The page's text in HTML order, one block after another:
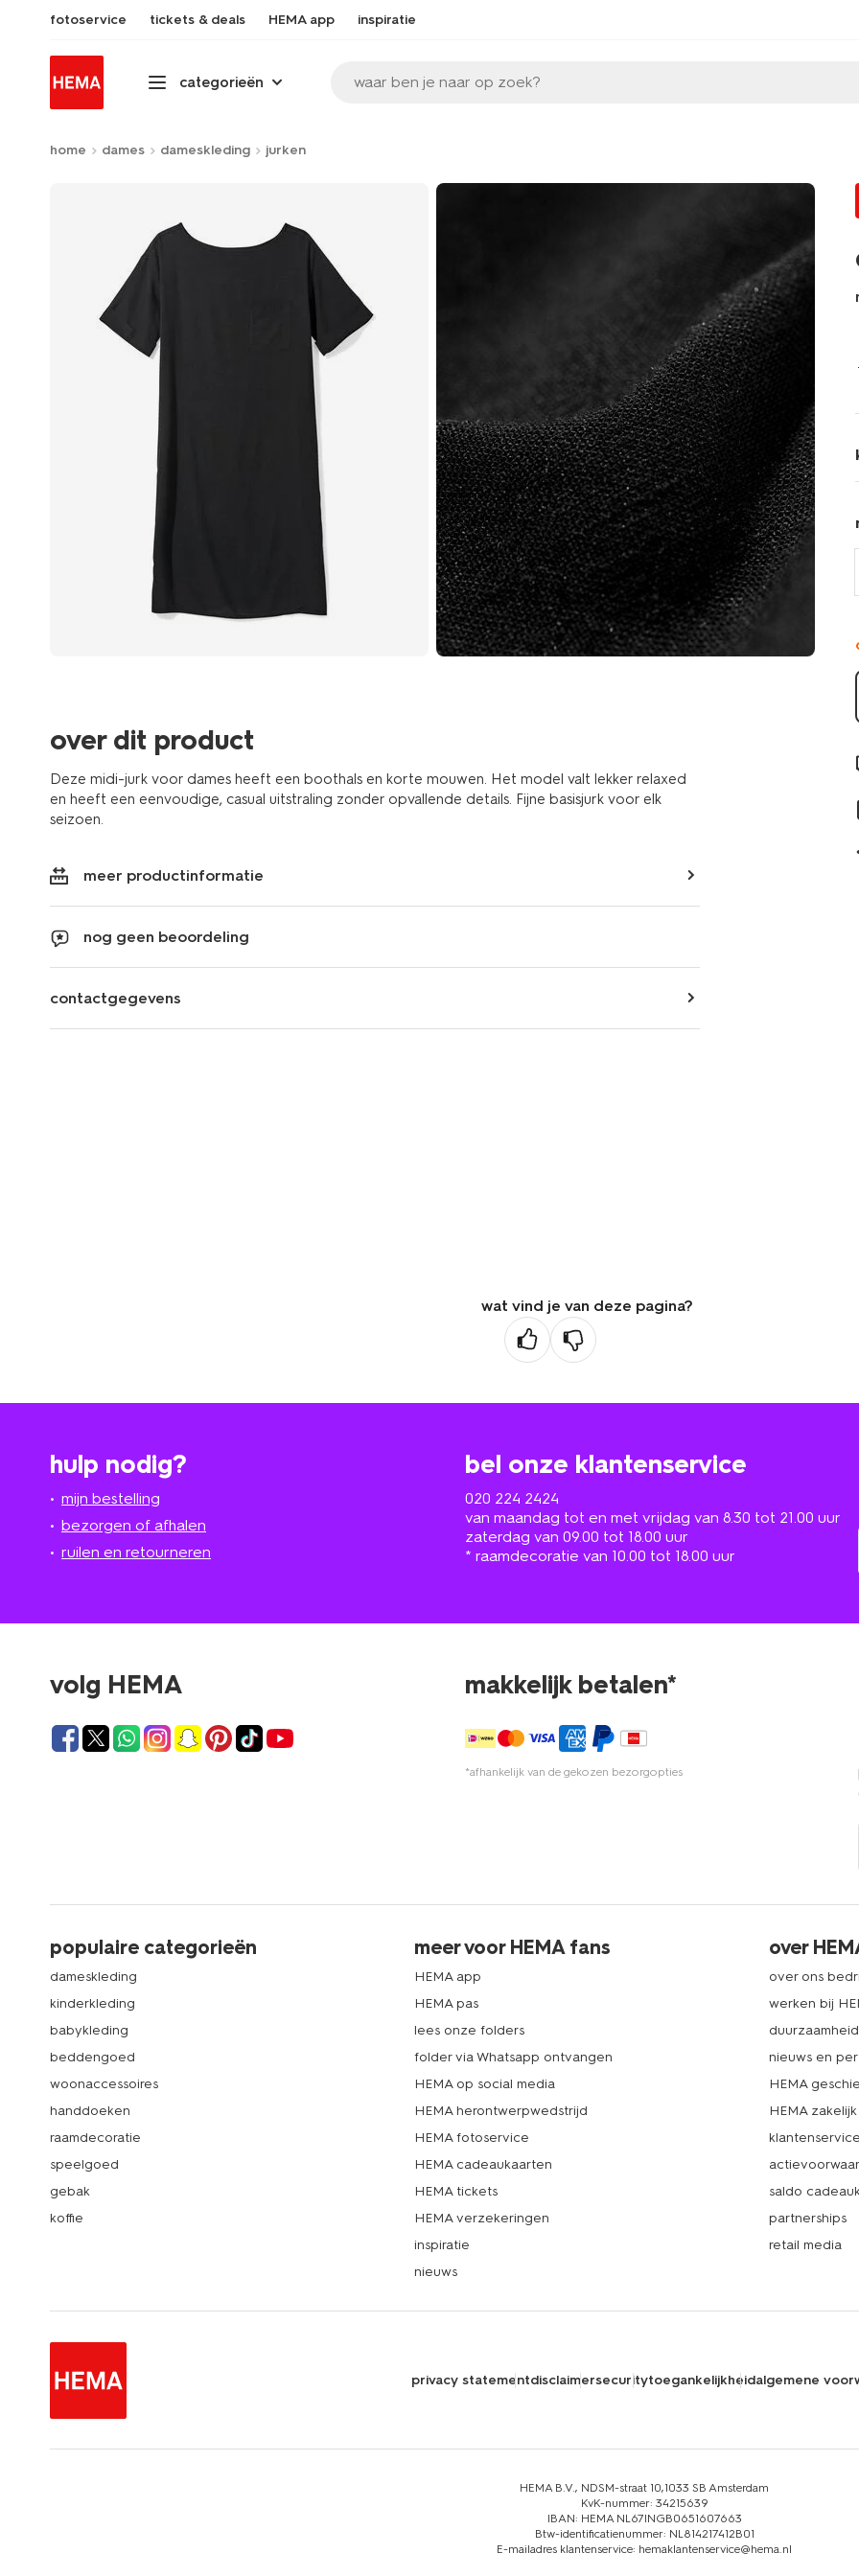
fotoservice tickets & deals HEMA app inspiratie
categorieën waar ben je naar op zoek?
home dames dameskleding jurken
over dit product
Deze midi-jurk voor dames heeft een boothals en korte mouwen. Het model valt lekker relaxed
en heeft een eenvoudige, casual uitstraling zonder opvallende details. Fijne basisjurk voor elk
seizoen.
meer productinformatie
nog geen beoordeling
contactgegevens
wat vind je van deze pagina?
hulp nodig?
mijn bestelling
bezorgen of afhalen
ruilen en retourneren
bel onze klantenservice
020 224 2424
van maandag tot en met vrijdag van 8.30 tot 21.00 uur
zaterdag van 09.00 tot 18.00 uur
* raamdecoratie van 10.00 tot 18.00 uur
volg HEMA makkelijk betalen*
*afhankelijk van de gekozen bezorgopties
populaire categorieën
dameskleding
kinderkleding
babykleding
beddengoed
woonaccessoires
handdoeken
raamdecoratie
speelgoed
gebak
koffie
meer voor HEMA fans
HEMA app
HEMA pas
lees onze folders
folder via Whatsapp ontvangen
HEMA op social media
HEMA herontwerpwedstrijd
HEMA fotoservice
HEMA cadeaukaarten
HEMA tickets
HEMA verzekeringen
inspiratie
nieuws
over
over ons
werken bij
duurzaamheid
nieuws en
HEMA
HEMA zakelijk
klantenservice
saldo
partnerships
retail media
privacy statementdisclaimersecuritytoegankelijkheidalgemene
HEMA B.V., NDSM-straat 10,1033 SB Amsterdam
KvK-nummer: 34215639
IBAN: HEMA NL67INGB0651607663
Btw-identificatienummer: NL814217412B01
E-mailadres klantenservice: hemaklantenservice@hema.nl